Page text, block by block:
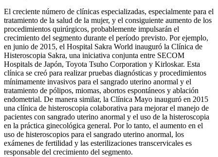
El creciente número de clínicas especializadas, especialmente para el
tratamiento de la salud de la mujer, y el consiguiente aumento de los
procedimientos quirúrgicos, probablemente impulsarán el
crecimiento del segmento durante el período previsto. Por ejemplo,
en junio de 2015, el Hospital Sakra World inauguró la Clínica de
Histeroscopia Sakra, una iniciativa conjunta entre SECOM
Hospitals de Japón, Toyota Tsuho Corporation y Kirloskar. Esta
clínica se creó para realizar pruebas diagnósticas y procedimientos
mínimamente invasivos para el sangrado uterino anormal y el
tratamiento de pólipos, miomas, abortos espontáneos y ablación
endometrial. De manera similar, la Clínica Mayo inauguró en 2015
una clínica de histeroscopia colaborativa para mejorar el manejo de
pacientes con sangrado uterino anormal y el uso de la histeroscopia
en la práctica ginecológica general. Por lo tanto, el aumento en el
uso de histeroscopios para el sangrado uterino anormal, los
exámenes de fertilidad y las esterilizaciones transcervicales es
responsable del crecimiento del segmento.